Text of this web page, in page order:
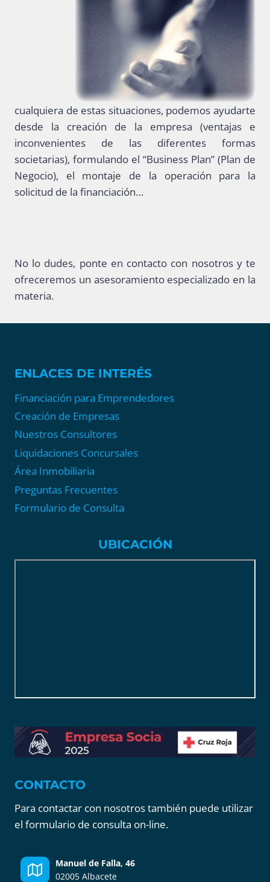
cualquiera de estas situaciones, podemos ayudarte
desde la creación de la empresa (ventajas e
inconvenientes de las diferentes formas
societarias), formulando el “Business Plan” (Plan de
Negocio), el montaje de la operación para la
solicitud de la financiación…
No lo dudes, ponte en contacto con nosotros y te
ofreceremos un asesoramiento especializado en la
materia.
ENLACES DE INTERÉS
Financiación para Emprendedores
Creación de Empresas
Nuestros Consultores
Liquidaciones Concursales
Área Inmobiliaria
Preguntas Frecuentes
Formulario de Consulta
UBICACIÓN
CONTACTO
Para contactar con nosotros también puede utilizar
el formulario de consulta on-line.
Manuel de Falla, 46
02005 Albacete